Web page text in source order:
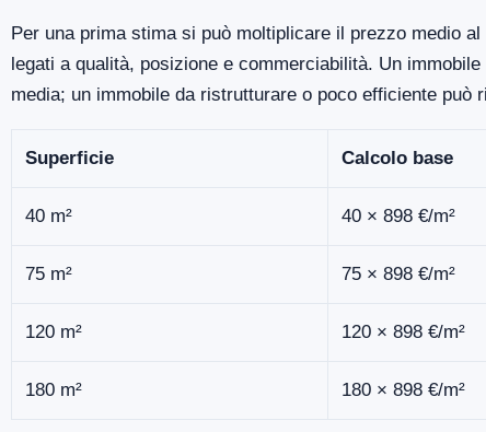
Per una prima stima si può moltiplicare il prezzo medio
legati a qualità, posizione e commerciabilità. Un
media; un immobile da ristrutturare o poco efficiente può
Superficie Calcolo base
40 m² 40 × 898 €/m²
75 m² 75 × 898 €/m²
120 m² 120 × 898 €/m²
180 m² 180 × 898 €/m²